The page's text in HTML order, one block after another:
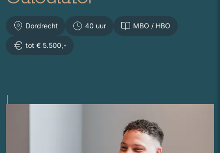
Dordrecht 40 uur MBO / HBO
tot € 5.500,-